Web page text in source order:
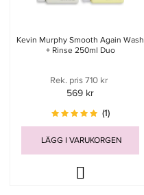
Kevin Murphy Smooth Again Wash
+ Rinse 250ml Duo
Rek. pris 710 kr
569 kr
(1)
LÄGG I VARUKORGEN